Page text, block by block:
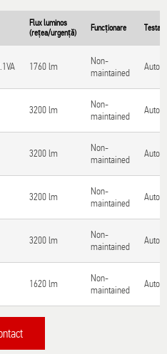
Flux luminos
(rețea/urgență)
Funcționare Testare
1760 lm
Non-
maintained
3200 lm
Non-
maintained
3200 lm
Non-
maintained
3200 lm
Non-
maintained
3200 lm
Non-
maintained
1620 lm
Non-
maintained